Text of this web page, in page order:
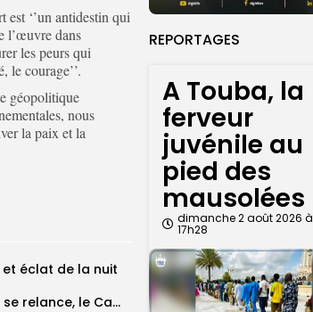
REPORTAGES
A Touba, la
ferveur
juvénile au
pied des
mausolées
dimanche 2 août 2026 à
17h28
est ‘’un antidestin qui
l’œuvre dans
les peurs qui
le courage’’.
géopolitique
nous
la paix et la
éclat de la nuit
‎CAN Féminine 2026 : le Mali se relance, le Cameroun domine le...